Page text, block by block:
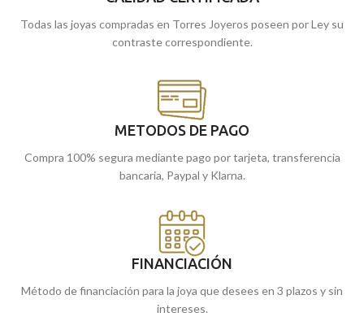
Todas las joyas compradas en Torres Joyeros poseen por Ley su
contraste correspondiente.
METODOS DE PAGO
Compra 100% segura mediante pago por tarjeta, transferencia
bancaria, Paypal y Klarna.
FINANCIACIÓN
Método de financiación para la joya que desees en 3 plazos y sin
intereses.